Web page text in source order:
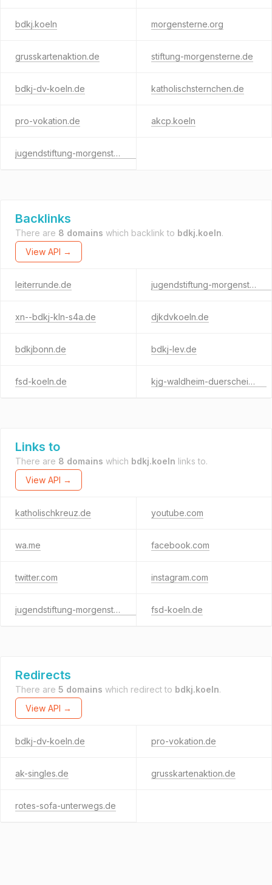
bdkj.koeln morgensterne.org
grusskartenaktion.de stiftung-morgensterne.de
bdkj-dv-koeln.de katholischsternchen.de
pro-vokation.de akcp.koeln
jugendstiftung-morgensterne.de
Backlinks
There are 8 domains which backlink to bdkj.koeln.
View API →
leiterrunde.de jugendstiftung-morgensterne.de
xn--bdkj-kln-s4a.de djkdvkoeln.de
bdkjbonn.de bdkj-lev.de
fsd-koeln.de kjg-waldheim-duerscheid.de
Links to
There are 8 domains which bdkj.koeln links to.
View API →
katholischkreuz.de youtube.com
wa.me facebook.com
twitter.com instagram.com
jugendstiftung-morgensterne.de fsd-koeln.de
Redirects
There are 5 domains which redirect to bdkj.koeln.
View API →
bdkj-dv-koeln.de pro-vokation.de
ak-singles.de grusskartenaktion.de
rotes-sofa-unterwegs.de